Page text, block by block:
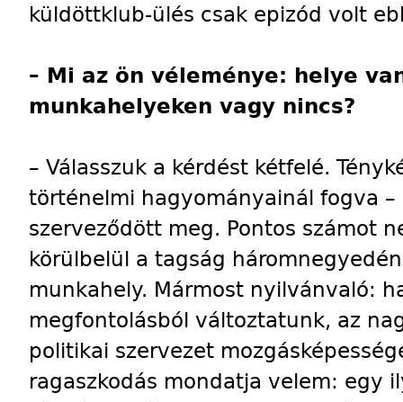
küldöttklub-ülés csak epizód volt
– Mi az ön véleménye: helye
munkahelyeken vagy nincs?
– Válasszuk a kérdést kétfelé.
történelmi hagyományainál fogva
szerveződött meg. Pontos számot
körülbelül a tagság
munkahely. Mármost nyilvánvaló:
megfontolásból változtatunk, az
politikai szervezet
ragaszkodás mondatja velem: egy